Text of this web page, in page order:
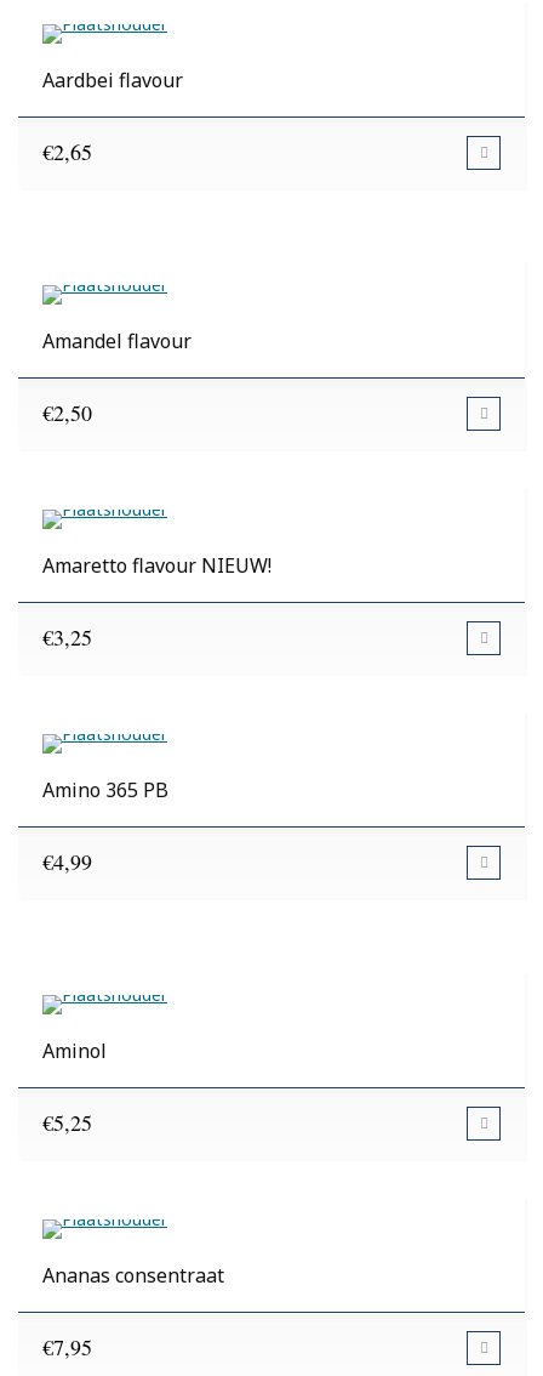
Aardbei flavour
€2,65
Amandel flavour
€2,50
Amaretto flavour NIEUW!
€3,25
Amino 365 PB
€4,99
Aminol
€5,25
Ananas consentraat
€7,95